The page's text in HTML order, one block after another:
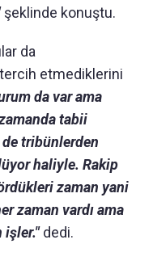
şeklinde konuştu.
da
etmediklerini
da var ama
tabii
tribünlerden
haliyle. Rakip
zaman yani
zaman vardı ama
işler."dedi.